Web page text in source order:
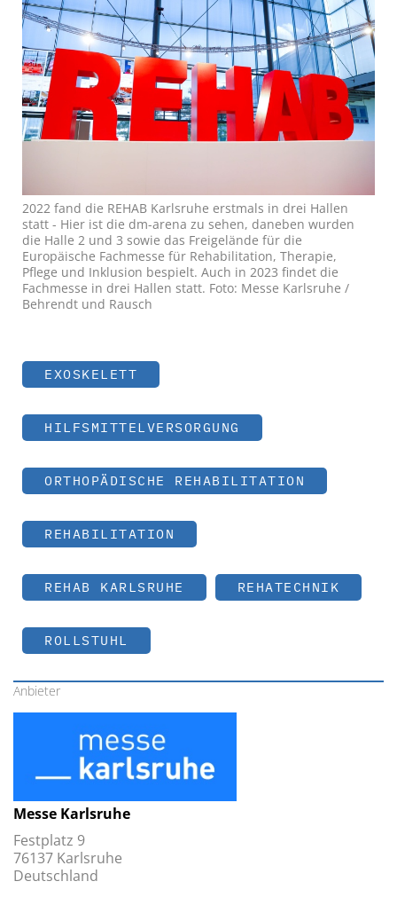
2022 fand die REHAB Karlsruhe erstmals in drei Hallen
statt - Hier ist die dm-arena zu sehen, daneben wurden
die Halle 2 und 3 sowie das Freigelände für die
Europäische Fachmesse für Rehabilitation, Therapie,
Pflege und Inklusion bespielt. Auch in 2023 findet die
Fachmesse in drei Hallen statt. Foto: Messe Karlsruhe /
Behrendt und Rausch
EXOSKELETT
HILFSMITTELVERSORGUNG
ORTHOPÄDISCHE REHABILITATION
REHABILITATION
REHAB KARLSRUHE REHATECHNIK
ROLLSTUHL
Anbieter
Messe Karlsruhe
Festplatz 9
76137 Karlsruhe
Deutschland